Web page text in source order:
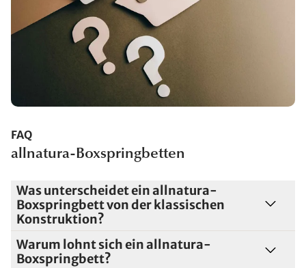
FAQ
allnatura-Boxspringbetten
Was unterscheidet ein allnatura-
Boxspringbett von der klassischen
Konstruktion?
Warum lohnt sich ein allnatura-
Boxspringbett?